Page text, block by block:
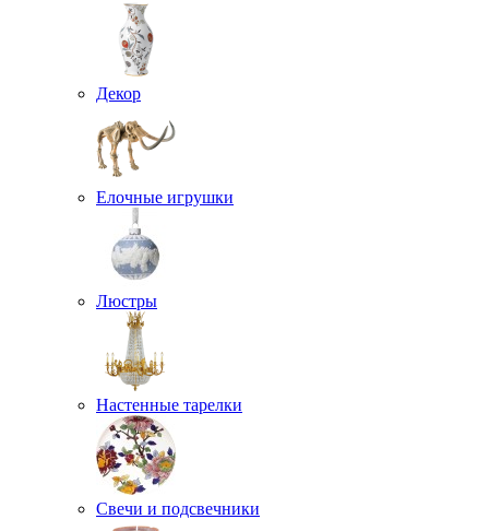
Декор
Елочные игрушки
Люстры
Настенные тарелки
Свечи и подсвечники